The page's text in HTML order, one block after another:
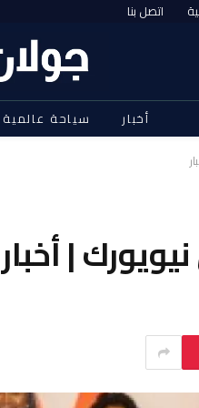
اتصل بنا
أخبار سياحة عالمية
| أخبار